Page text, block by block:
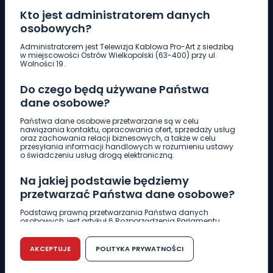
Kto jest administratorem danych
osobowych?
Administratorem jest Telewizja Kablowa Pro-Art z siedzibą
w miejscowości Ostrów Wielkopolski (63-400) przy ul.
Wolności 19.
Do czego będą używane Państwa
dane osobowe?
Państwa dane osobowe przetwarzane są w celu
nawiązania kontaktu, opracowania ofert, sprzedaży usług
oraz zachowania relacji biznesowych, a także w celu
przesyłania informacji handlowych w rozumieniu ustawy
o świadczeniu usług drogą elektroniczną.
Na jakiej podstawie będziemy
przetwarzać Państwa dane osobowe?
Podstawą prawną przetwarzania Państwa danych
osobowych, jest artykuł 6 Rozporządzenia Parlamentu
r. w sprawie ochrony osób fizycznych w związku z
przetwarzaniem danych osobowych w sprawie
swobodnego przepływu takich danych oraz uchylenia
dyrektywy 95/46/WE (RODO).
AKCEPTUJE POLITYKA PRYWATNOŚCI
Pobierz logotyp
661 997 997
REDAKCJA
62 735 22 22redakcja@wlkp24.info
DZIAŁ REKLAMY
62 735 01 85 reklama@wlkp24.info
WIADOMOŚCI
CIEKAWOSTKI